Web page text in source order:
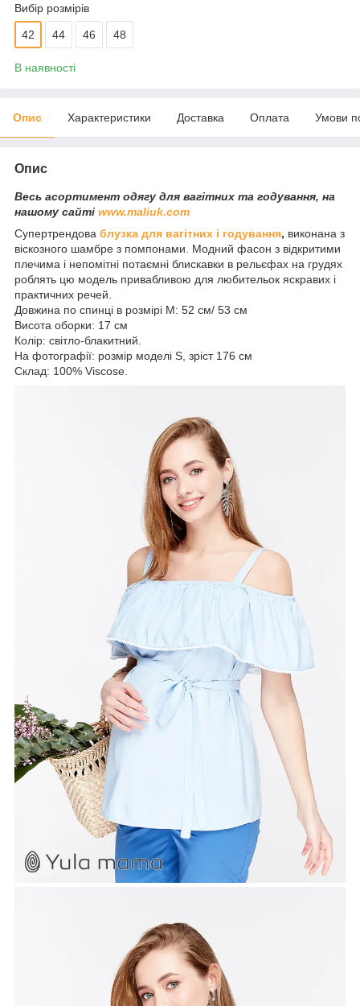
Вибір розмірів
42 44 46 48
В наявності
Опис Характеристики Доставка Оплата Умови
Опис
Весь асортимент одягу для вагітних та годування, на
нашому сайті www.maliuk.com
Супертрендова блузка для вагітних і годування, виконана з
віскозного шамбре з помпонами. Модний фасон з відкритими
плечима і непомітні потаємні блискавки в рельєфах на грудях
роблять цю модель привабливою для любительок яскравих і
практичних речей.
Довжина по спинці в розмірі М: 52 см/ 53 см
Висота оборки: 17 см
Колір: світло-блакитний.
На фотографії: розмір моделі S, зріст 176 см
Склад: 100% Viscose.